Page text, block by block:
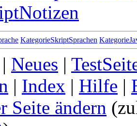
KategorieSkriptSprachen
| Neues |
| Index | Hilfe |
Seite ändern